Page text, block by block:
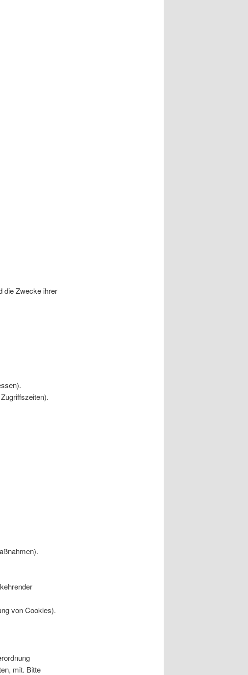
die Zwecke ihrer
von Cookies).
mit. Bitte